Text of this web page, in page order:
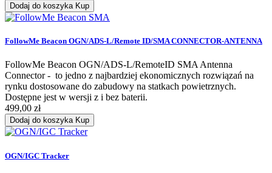
Dodaj do koszyka Kup
FollowMe Beacon OGN/ADS-L/Remote ID/SMA CONNECTOR-ANTENNA
FollowMe Beacon OGN/ADS-L/RemoteID SMA Antenna
Connector - to jedno z najbardziej ekonomicznych rozwiązań na
rynku dostosowane do zabudowy na statkach powietrznych.
Dostępne jest w wersji z i bez baterii.
499,00 zł
Dodaj do koszyka Kup
OGN/IGC Tracker